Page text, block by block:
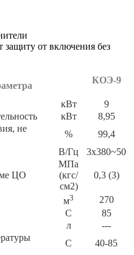
защиту от включения без
КОЭ-9
кВт
9
кВт
8,95
не
%
99,4
В/Гц 3х380~50
ЦО
МПа
(кгс/
см2)
0,3 (3)
м3
270
С
85
л
---
С
40-85